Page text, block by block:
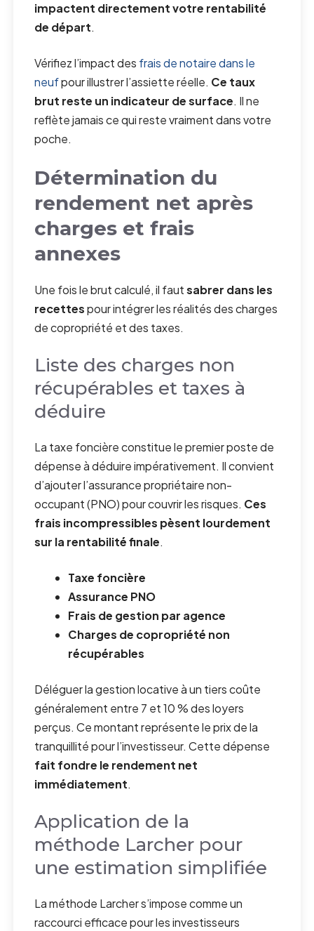
impactent directement votre rentabilité
de départ.
Vérifiez l’impact des frais de notaire dans le
neufpour illustrer l’assiette réelle. Ce taux
brut reste un indicateur de surface. Il ne
reflète jamais ce qui reste vraiment dans votre
poche.
Détermination du
rendement net après
charges et frais
annexes
Une fois le brut calculé, il fautsabrer dans les
recettespour intégrer les réalités des charges
de copropriété et des taxes.
Liste des charges non
récupérables et taxes à
déduire
La taxe foncière constitue le premier poste de
dépense à déduire impérativement. Il convient
d’ajouter l’assurance propriétaire non-
occupant (PNO) pour couvrir les risques. Ces
frais incompressibles pèsent lourdement
sur la rentabilité finale.
Taxe foncière
Assurance PNO
Frais de gestion par agence
Charges de copropriété non
récupérables
Déléguer la gestion locative à un tiers coûte
généralement entre 7 et 10 % des loyers
perçus. Ce montant représente le prix de la
tranquillité pour l’investisseur. Cette dépense
fait fondre le rendement net
immédiatement.
Application de la
méthode Larcher pour
une estimation simplifiée
La méthode Larcher s’impose comme un
raccourci efficace pour les investisseurs